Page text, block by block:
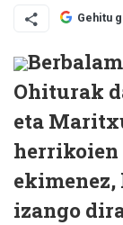
Gehitu
Ohiturak
eta
herrikoien
izango